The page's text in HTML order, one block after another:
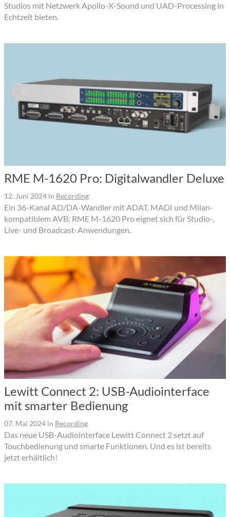
Studios mit Netzwerk Apollo-X-Sound und UAD-Processing in
Echtzeit bieten.
RME M-1620 Pro: Digitalwandler Deluxe
12. Juni 2024 in Recording
Ein 36-Kanal AD/DA-Wandler mit ADAT, MADI und Milan-
kompatiblem AVB: RME M-1620 Pro eignet sich für Studio-,
Live- und Broadcast-Anwendungen.
Lewitt Connect 2: USB-Audiointerface
mit smarter Bedienung
07. Mai 2024 in Recording
Das neue USB-Audiointerface Lewitt Connect 2 setzt auf
Touchbedienung und smarte Funktionen. Und es ist bereits
jetzt erhältlich!